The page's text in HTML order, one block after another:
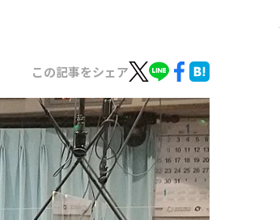
この記事をシェア